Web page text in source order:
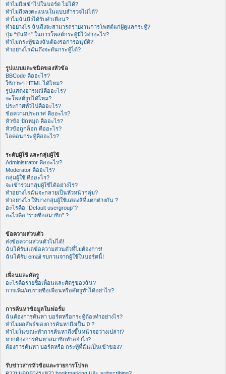
ทำไมถึงเข้าไปในบอร์ด ไม่ได้?
ทำไมถึงลงคะแนนในแบบสำรวจไม่ได้?
ทำไมฉันถึงได้รับคำเตือน?
ทำอย่างไร ฉันถึงจะสามารถรายงานการโพสต์แก่ผู้ดูแลกระทู้?
ปุ่ม “บันทึก” ในการโพสต์กระทู้มีไว้ทำอะไร?
ทำไมกระทู้ของฉันต้องรอการอนุมัติ?
ทำอย่างไรฉันถึงจะดันกระทู้ได้?
รูปแบบและชนิดของหัวข้อ
BBCode คืออะไร?
ใช้ภาษา HTML ได้ไหม?
รูปแสดงอารมณ์คืออะไร?
จะโพสต์รูปได้ไหม?
ประกาศทั่วไปคืออะไร?
ข้อความประกาศ คืออะไร?
หัวข้อ ปักหมุด คืออะไร?
หัวข้อถูกล็อก คืออะไร?
ไอคอนกระทู้คืออะไร?
ระดับผู้ใช้ และกลุ่มผู้ใช้
Administrator คืออะไร?
Moderator คืออะไร?
กลุ่มผู้ใช้ คืออะไร?
จะเข้าร่วมกลุ่มผู้ใช้ได้อย่างไร?
ทำอย่างไรฉันจะกลายเป็นหัวหน้ากลุ่ม?
ทำอย่างไง ให้บางกลุ่มผู้ใช้แสดงสีที่แตกต่างกัน ?
อะไรคือ “Default usergroup”?
อะไรคือ “รายชื่อสมาชิก” ?
ข้อความส่วนตัว
ส่งข้อความส่วนตัวไม่ได้!
ฉันได้รับแต่ข้อความส่วนตัวที่ไม่ต้องการ!
ฉันได้รับ email รบกวนจากผู้ใช้ในบอร์ดนี้!
เพื่อนและศัตรู
อะไรคือรายชื่อเพื่อนและศัตรูของฉัน?
การเพิ่ม/ลบรายชื่อเพื่อนหรือศัตรูทำได้อย่าไร?
การค้นหาข้อมูลในฟอรั่ม
ฉันต้องการค้นหา บอร์ดหรือกระทู้ต้องทำอย่างไร?
ทำไมผลลัพธ์ของการค้นหาถึงเป็น 0 ?
ทำไมในขณะทำการค้นหาถึงขึ้นหน้าจอว่างเปล่า!?
หากต้องการค้นหาสมาชิกทำอย่าไง?
ต้องการค้นหา บอร์ดหรือ กระทู้ที่ฉันเป็นเข้าของ?
รับข่าวสารหัวข้อและรายการโปรด